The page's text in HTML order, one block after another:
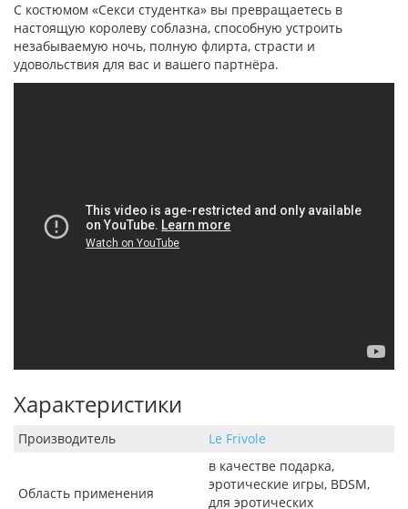
С костюмом «Секси студентка» вы превращаетесь в
настоящую королеву соблазна, способную устроить
незабываемую ночь, полную флирта, страсти и
удовольствия для вас и вашего партнёра.
Характеристики
Производитель Le Frivole
Область применения
в качестве подарка,
эротические игры, BDSM,
для эротических